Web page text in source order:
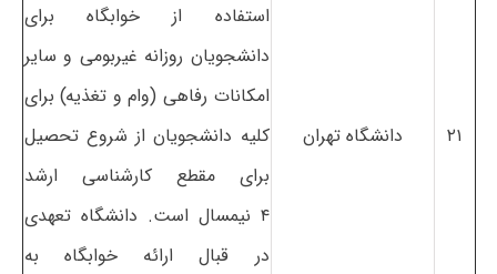
۲۱ دانشگاه تهران
استفاده از خوابگاه برای
دانشجویان روزانه غیربومی و سایر
امکانات رفاهی (وام و تغذیه) برای
کلیه دانشجویان از شروع تحصیل
برای مقطع کارشناسی ارشد
۴ نیمسال است. دانشگاه تعهدی
در قبال ارائه خوابگاه به